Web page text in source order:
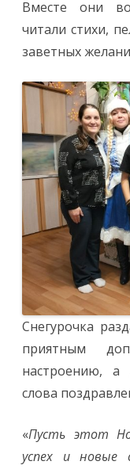
Вместе они
читали стихи,
заветных
Снегурочка
приятным
настроению,
слова
«Пусть этот
успех и новые